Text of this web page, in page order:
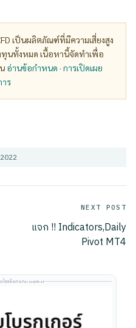
เป็นผลิตภัณฑ์ที่มีความเสี่ยงสูง
ทุนทั้งหมด เนื้อหานี้จัดทำเพื่อ
อ่านข้อกำหนด · การเปิดเผย
ร
NEXT POST
แจก !! Indicators,Daily
Pivot MT4
โดยทีมงาน Forexinthai